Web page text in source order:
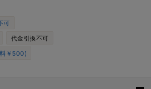
可
代金引換不可
￥500)